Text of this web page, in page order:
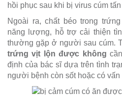
hồi phục sau khi bị virus cúm
Ngoài ra, chất béo trong
năng lượng, hỗ trợ cải thiện
thường gặp ở người sau cúm.
trứng vịt lộn được không
định của bác sĩ dựa trên tình
người bệnh còn sốt hoặc có vấn